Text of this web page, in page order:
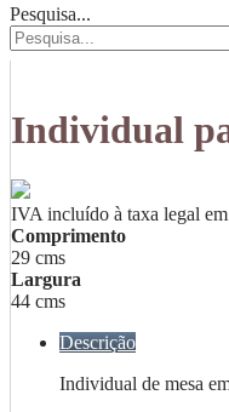
Pesquisa...
Individual
IVA incluído à taxa legal
Comprimento
29 cms
Largura
44 cms
Descrição
Individual de mesa